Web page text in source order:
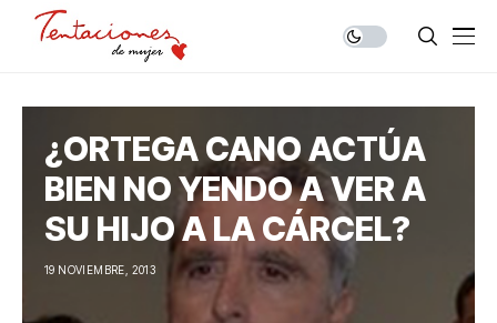
¿ORTEGA CANO ACTÚA
BIEN NO YENDO A VER A
SU HIJO A LA CÁRCEL?
19 NOVIEMBRE, 2013